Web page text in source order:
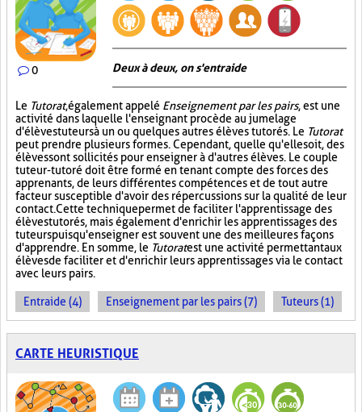
0 Deux à deux, on s'entraide
Le Tutorat, également appelé Enseignement par les pairs, est une
activité dans laquelle l'enseignant procède au jumelage
d'élèves tuteurs à un ou quelques autres élèves tutorés. Le Tutorat
peut prendre plusieurs formes. Cependant, quelle qu'elle soit, des
élèves sont sollicités pour enseigner à d'autres élèves. Le couple
tuteur-tutoré doit être formé en tenant compte des forces des
apprenants, de leurs différentes compétences et de tout autre
facteur susceptible d'avoir des répercussions sur la qualité de leur
contact. Cette technique permet de faciliter l'apprentissage des
élèves tutorés, mais également d'enrichir les apprentissages des
tuteurs puisqu'enseigner est souvent une des meilleures façons
d'apprendre. En somme, le Tutoratest une activité permettant aux
élèves de faciliter et d'enrichir leurs apprentissages via le contact
avec leurs pairs.
Entraide (4) Enseignement par les pairs (7) Tuteurs (1)
CARTE HEURISTIQUE